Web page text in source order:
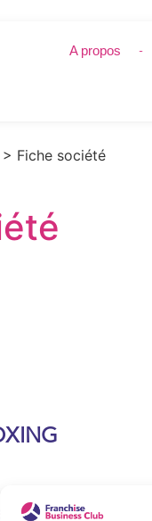
A propos
> Fiche société
: